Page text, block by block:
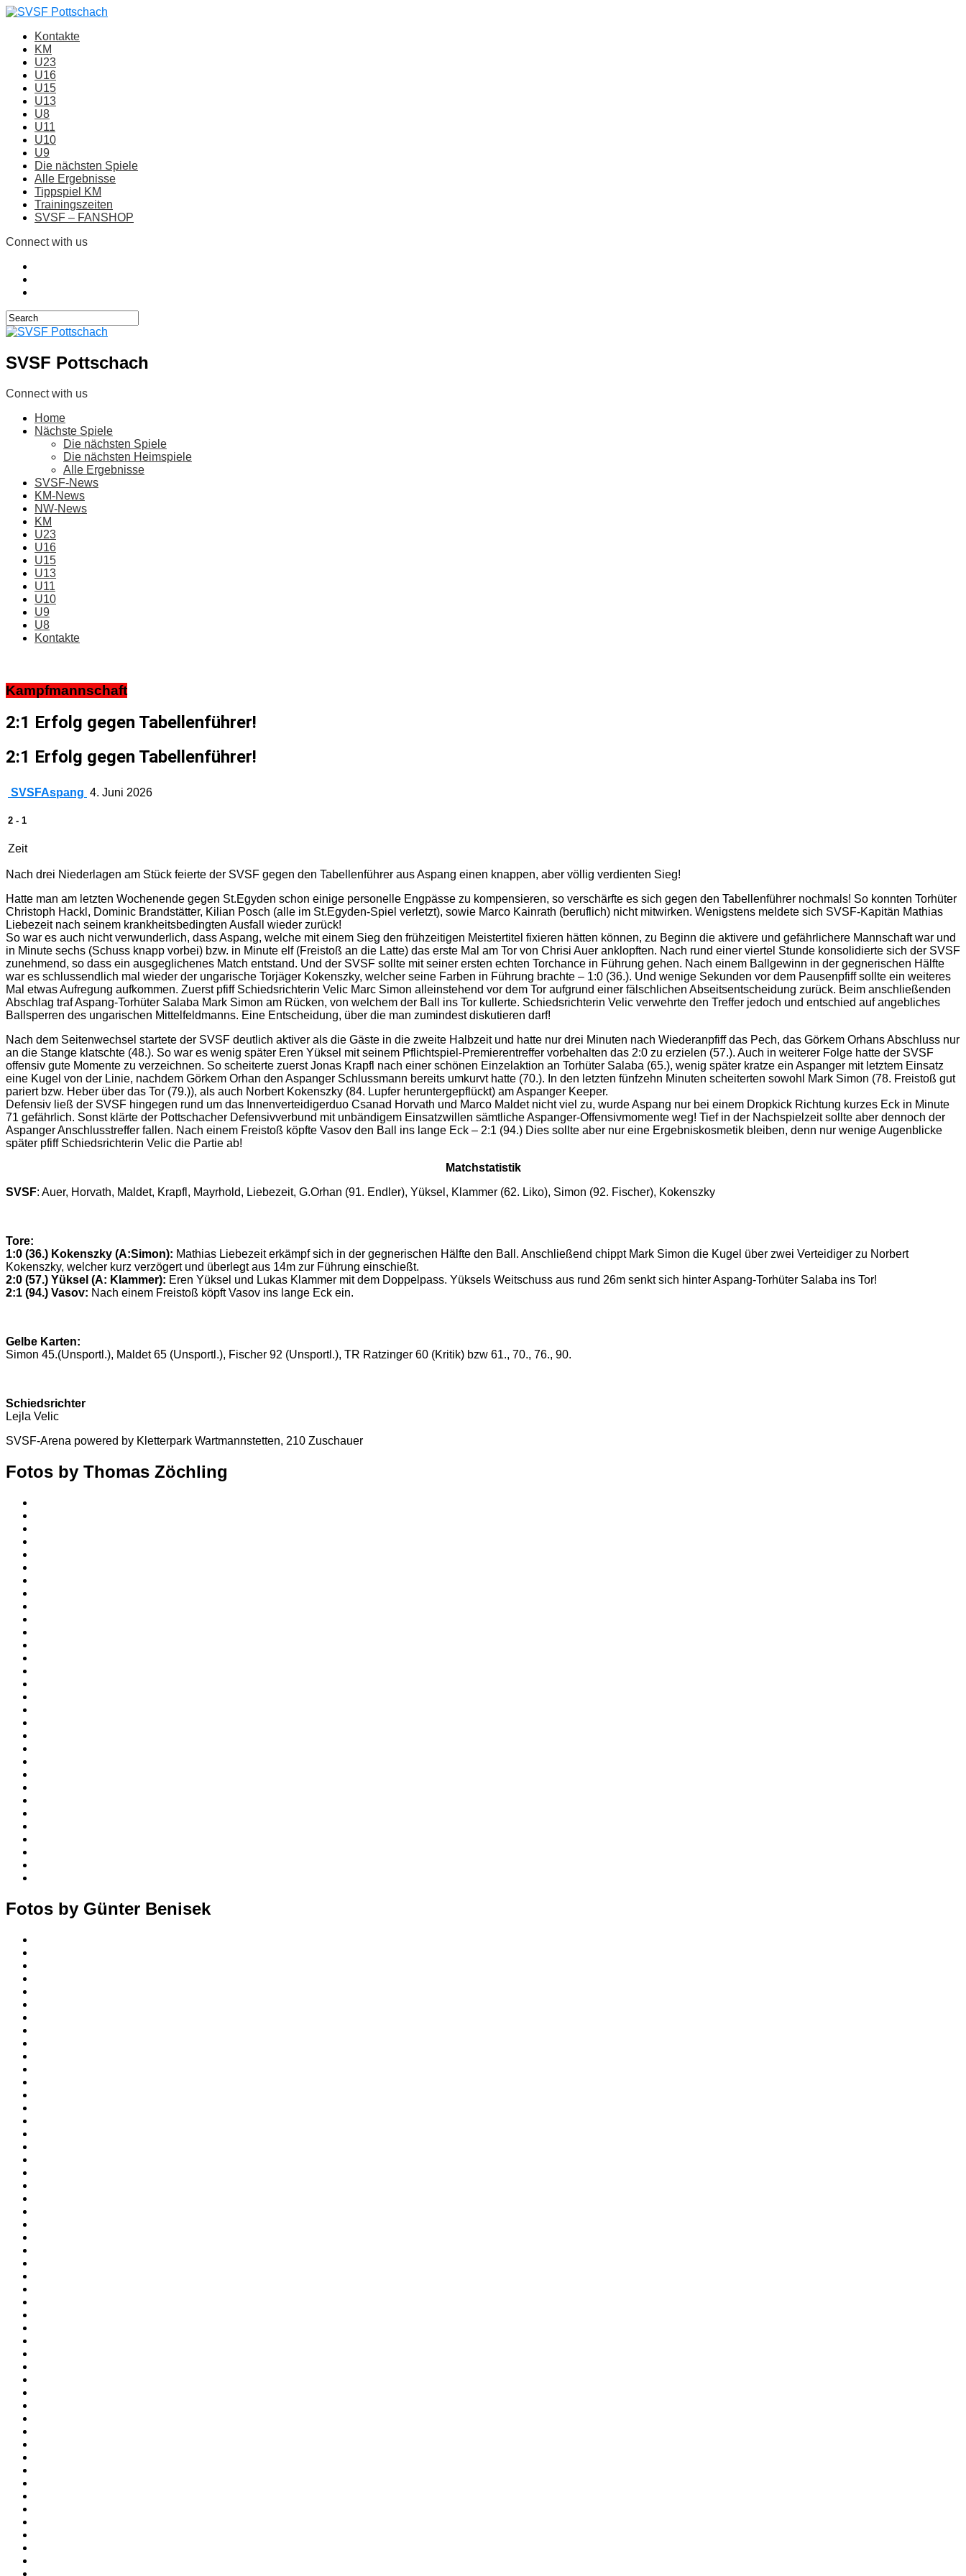
Kontakte
KM
U23
U16
U15
U13
U8
U11
U10
U9
Die nächsten Spiele
Alle Ergebnisse
Tippspiel KM
Trainingszeiten
SVSF – FANSHOP
Connect with us
SVSF Pottschach
Connect with us
Home
Nächste Spiele
Die nächsten Spiele
Die nächsten Heimspiele
Alle Ergebnisse
SVSF-News
KM-News
NW-News
KM
U23
U16
U15
U13
U11
U10
U9
U8
Kontakte
Kampfmannschaft
2:1 Erfolg gegen Tabellenführer!
2:1 Erfolg gegen Tabellenführer!
SVSFAspang 4. Juni 2026
2 - 1
Zeit
Nach drei Niederlagen am Stück feierte der SVSF gegen den Tabellenführer aus Aspang einen knappen, aber völlig verdienten Sieg!
Hatte man am letzten Wochenende gegen St.Egyden schon einige personelle Engpässe zu kompensieren, so verschärfte es sich gegen den Tabellenführer nochmals! So konnten Torhüter
Christoph Hackl, Dominic Brandstätter, Kilian Posch (alle im St.Egyden-Spiel verletzt), sowie Marco Kainrath (beruflich) nicht mitwirken. Wenigstens meldete sich SVSF-Kapitän Mathias
Liebezeit nach seinem krankheitsbedingten Ausfall wieder zurück!
So war es auch nicht verwunderlich, dass Aspang, welche mit einem Sieg den frühzeitigen Meistertitel fixieren hätten können, zu Beginn die aktivere und gefährlichere Mannschaft war und
in Minute sechs (Schuss knapp vorbei) bzw. in Minute elf (Freistoß an die Latte) das erste Mal am Tor von Chrisi Auer anklopften. Nach rund einer viertel Stunde konsolidierte sich der SVSF
zunehmend, so dass ein ausgeglichenes Match entstand. Und der SVSF sollte mit seiner ersten echten Torchance in Führung gehen. Nach einem Ballgewinn in der gegnerischen Hälfte
war es schlussendlich mal wieder der ungarische Torjäger Kokenszky, welcher seine Farben in Führung brachte – 1:0 (36.). Und wenige Sekunden vor dem Pausenpfiff sollte ein weiteres
Mal etwas Aufregung aufkommen. Zuerst pfiff Schiedsrichterin Velic Marc Simon alleinstehend vor dem Tor aufgrund einer fälschlichen Abseitsentscheidung zurück. Beim anschließenden
Abschlag traf Aspang-Torhüter Salaba Mark Simon am Rücken, von welchem der Ball ins Tor kullerte. Schiedsrichterin Velic verwehrte den Treffer jedoch und entschied auf angebliches
Ballsperren des ungarischen Mittelfeldmanns. Eine Entscheidung, über die man zumindest diskutieren darf!
Nach dem Seitenwechsel startete der SVSF deutlich aktiver als die Gäste in die zweite Halbzeit und hatte nur drei Minuten nach Wiederanpfiff das Pech, das Görkem Orhans Abschluss nur
an die Stange klatschte (48.). So war es wenig später Eren Yüksel mit seinem Pflichtspiel-Premierentreffer vorbehalten das 2:0 zu erzielen (57.). Auch in weiterer Folge hatte der SVSF
offensiv gute Momente zu verzeichnen. So scheiterte zuerst Jonas Krapfl nach einer schönen Einzelaktion an Torhüter Salaba (65.), wenig später kratze ein Aspanger mit letztem Einsatz
eine Kugel von der Linie, nachdem Görkem Orhan den Aspanger Schlussmann bereits umkurvt hatte (70.). In den letzten fünfzehn Minuten scheiterten sowohl Mark Simon (78. Freistoß gut
pariert bzw. Heber über das Tor (79.)), als auch Norbert Kokenszky (84. Lupfer heruntergepflückt) am Aspanger Keeper.
Defensiv ließ der SVSF hingegen rund um das Innenverteidigerduo Csanad Horvath und Marco Maldet nicht viel zu, wurde Aspang nur bei einem Dropkick Richtung kurzes Eck in Minute
71 gefährlich. Sonst klärte der Pottschacher Defensivverbund mit unbändigem Einsatzwillen sämtliche Aspanger-Offensivmomente weg! Tief in der Nachspielzeit sollte aber dennoch der
Aspanger Anschlusstreffer fallen. Nach einem Freistoß köpfte Vasov den Ball ins lange Eck – 2:1 (94.) Dies sollte aber nur eine Ergebniskosmetik bleiben, denn nur wenige Augenblicke
später pfiff Schiedsrichterin Velic die Partie ab!
Matchstatistik
SVSF: Auer, Horvath, Maldet, Krapfl, Mayrhold, Liebezeit, G.Orhan (91. Endler), Yüksel, Klammer (62. Liko), Simon (92. Fischer), Kokenszky
Tore:
1:0 (36.) Kokenszky (A:Simon): Mathias Liebezeit erkämpf sich in der gegnerischen Hälfte den Ball. Anschließend chippt Mark Simon die Kugel über zwei Verteidiger zu Norbert
Kokenszky, welcher kurz verzögert und überlegt aus 14m zur Führung einschießt.
2:0 (57.) Yüksel (A: Klammer): Eren Yüksel und Lukas Klammer mit dem Doppelpass. Yüksels Weitschuss aus rund 26m senkt sich hinter Aspang-Torhüter Salaba ins Tor!
2:1 (94.) Vasov: Nach einem Freistoß köpft Vasov ins lange Eck ein.
Gelbe Karten:
Simon 45.(Unsportl.), Maldet 65 (Unsportl.), Fischer 92 (Unsportl.), TR Ratzinger 60 (Kritik) bzw 61., 70., 76., 90.
Schiedsrichter
Lejla Velic
SVSF-Arena powered by Kletterpark Wartmannstetten, 210 Zuschauer
Fotos by Thomas Zöchling
Fotos by Günter Benisek